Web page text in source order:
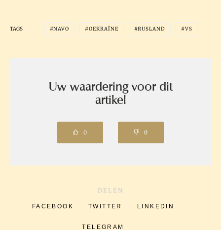
TAGS NAVO OEKRAÏNE RUSLAND VS
Uw waardering voor dit
artikel
0 0
DELEN
FACEBOOK TWITTER LINKEDIN
TELEGRAM